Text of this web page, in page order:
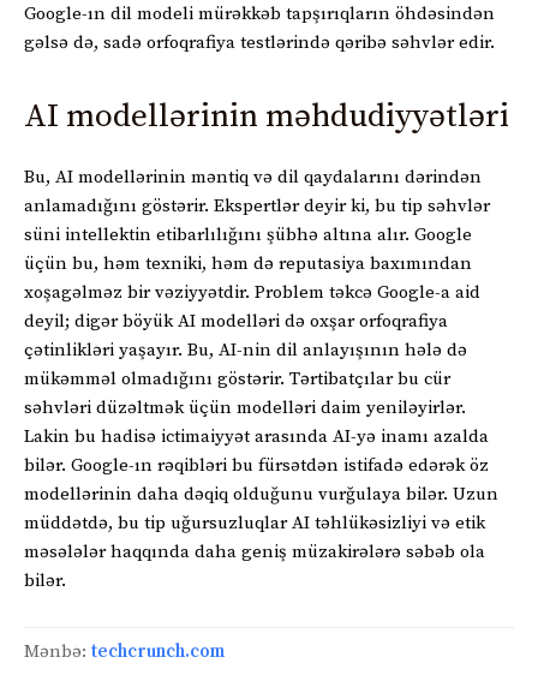
Google-ın dil modeli mürəkkəb tapşırıqların öhdəsindən
gəlsə də, sadə orfoqrafiya testlərində qəribə səhvlər edir.
AI modellərinin məhdudiyyətləri
Bu, AI modellərinin məntiq və dil qaydalarını dərindən
anlamadığını göstərir. Ekspertlər deyir ki, bu tip səhvlər
süni intellektin etibarlılığını şübhə altına alır. Google
üçün bu, həm texniki, həm də reputasiya baxımından
xoşagəlməz bir vəziyyətdir. Problem təkcə Google-a aid
deyil; digər böyük AI modelləri də oxşar orfoqrafiya
çətinlikləri yaşayır. Bu, AI-nin dil anlayışının hələ də
mükəmməl olmadığını göstərir. Tərtibatçılar bu cür
səhvləri düzəltmək üçün modelləri daim yeniləyirlər.
Lakin bu hadisə ictimaiyyət arasında AI-yə inamı azalda
bilər. Google-ın rəqibləri bu fürsətdən istifadə edərək öz
modellərinin daha dəqiq olduğunu vurğulaya bilər. Uzun
müddətdə, bu tip uğursuzluqlar AI təhlükəsizliyi və etik
məsələlər haqqında daha geniş müzakirələrə səbəb ola
bilər.
Mənbə: techcrunch.com